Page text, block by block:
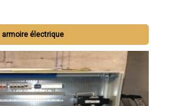
armoire électrique